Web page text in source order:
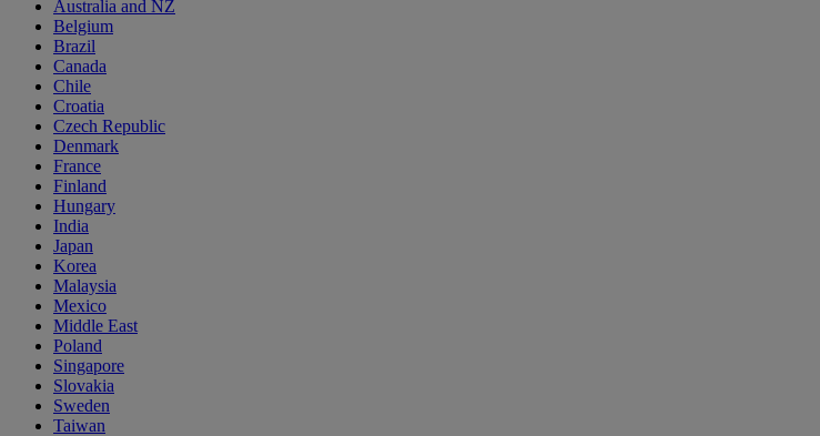
Australia and NZ
Belgium
Brazil
Canada
Chile
Croatia
Czech Republic
Denmark
France
Finland
Hungary
India
Japan
Korea
Malaysia
Mexico
Middle East
Poland
Singapore
Slovakia
Sweden
Taiwan